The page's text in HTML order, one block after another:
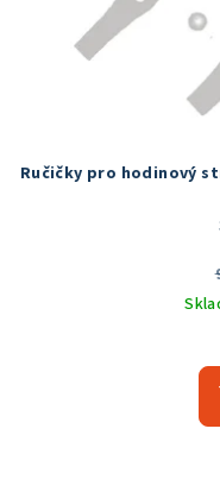
Ručičky pro hodinový